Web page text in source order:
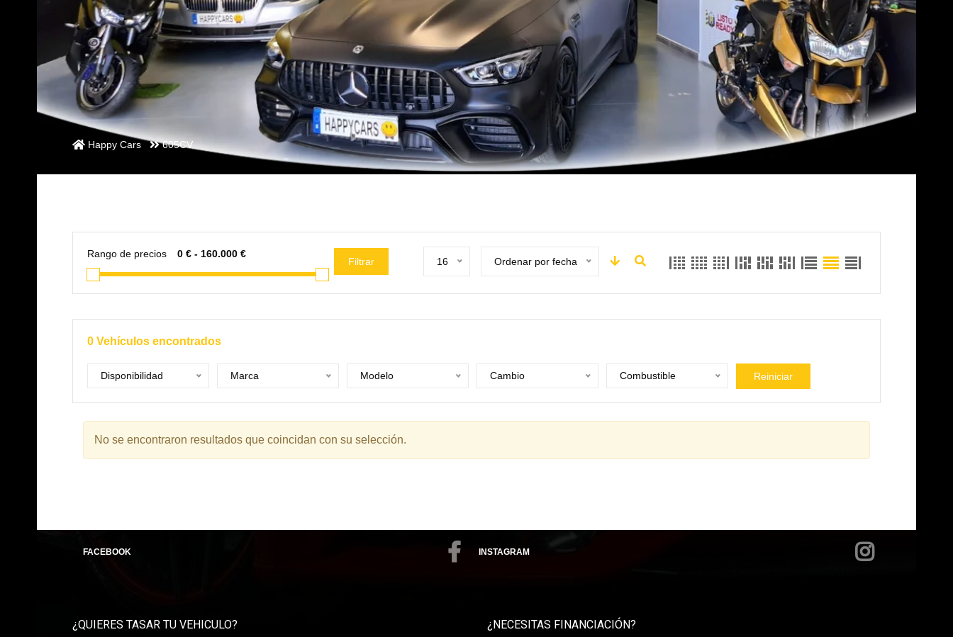
Happy Cars 605CV
Rango de precios
Filtrar 16 Ordenar por fecha
0 Vehículos encontrados
Disponibilidad Marca Modelo Cambio Combustible Reiniciar
No se encontraron resultados que coincidan con su selección.
FACEBOOK INSTAGRAM
¿QUIERES TASAR TU VEHICULO? ¿NECESITAS FINANCIACIÓN?